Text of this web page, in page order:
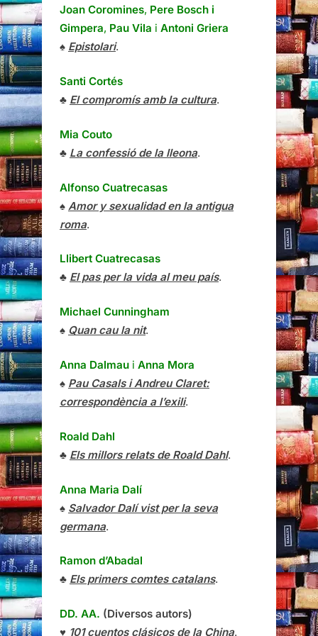
Joan Coromines, Pere Bosch i
Gimpera, Pau Vila i Antoni Griera
♠ Epistolari.
Santi Cortés
♣ El compromís amb la cultura.
Mia Couto
♣ La confessió de la lleona.
Alfonso Cuatrecasas
♠ Amor y sexualidad en la antigua
roma.
Llibert Cuatrecasas
♣ El pas per la vida al meu país.
Michael Cunningham
♠ Quan cau la nit.
Anna Dalmau i Anna Mora
♠ Pau Casals i Andreu Claret:
correspondència a l’exili.
Roald Dahl
♣ Els millors relats de Roald Dahl.
Anna Maria Dalí
♠ Salvador Dalí vist per la seva
germana.
Ramon d’Abadal
♣ Els primers comtes catalans.
DD. AA. (Diversos autors)
♥ 101 cuentos clásicos de la China.